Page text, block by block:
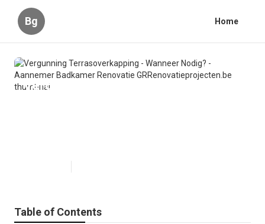
Bg Home
Vergunning Terrasoverkapping -
Table of Contents